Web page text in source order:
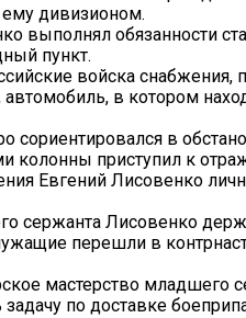
дивизионом.
выполнял обязанности
пункт.
войска
в котором
в
колонны приступил к
Евгений Лисовенко
сержанта Лисовенко
перешли в
мастерство младшего
по доставке